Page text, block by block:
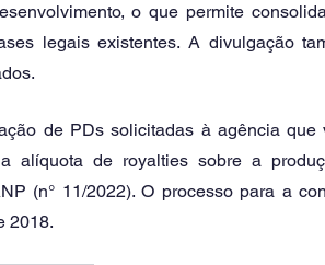
o que permite
legais existentes. A divulgação
de PDs solicitadas à agência
alíquota de royalties sobre a
(n° 11/2022). O processo para a
2018.